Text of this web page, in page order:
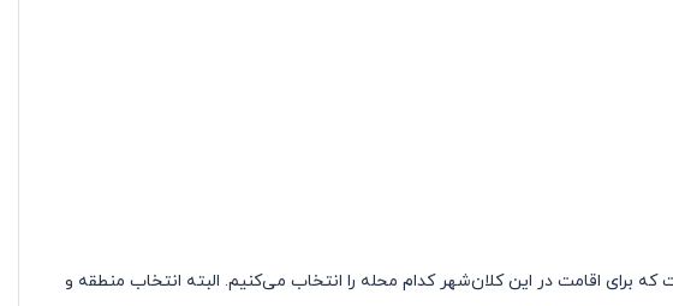
برای اقامت در این کلان‌شهر کدام محله را انتخاب می‌کنیم. البته انتخاب منطقه و